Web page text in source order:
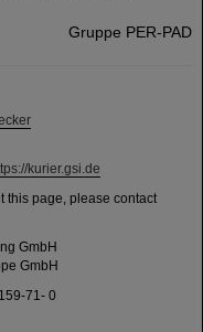
Gruppe PER-PAD
kurier.gsi.de
this page, please contact
GmbH
GmbH
71- 0